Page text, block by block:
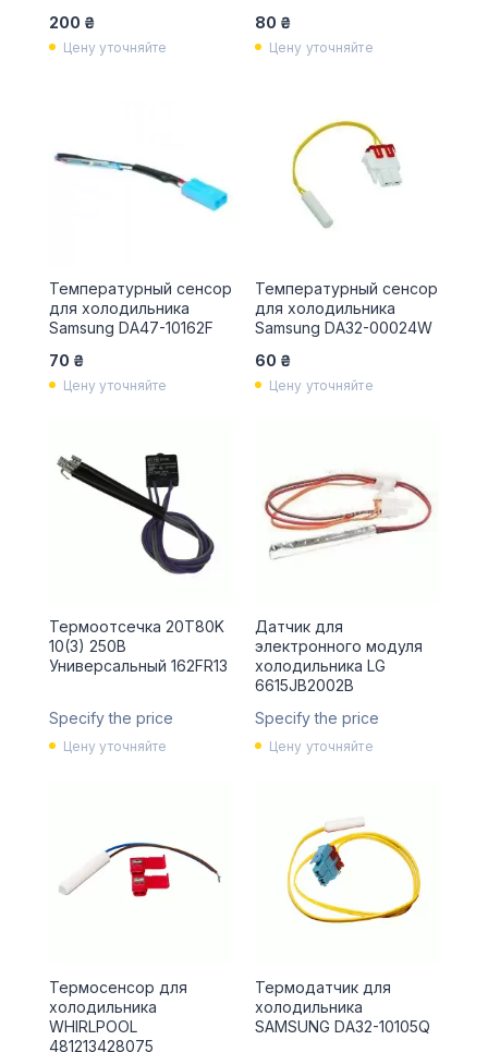
200 ₴
Цену уточняйте
80 ₴
Цену уточняйте
Температурный сенсор
для холодильника
Samsung DA47-10162F
70 ₴
Цену уточняйте
Температурный сенсор
для холодильника
Samsung DA32-00024W
60 ₴
Цену уточняйте
Термоотсечка 20T80K
10(3) 250В
Универсальный 162FR13
Specify the price
Цену уточняйте
Датчик для
электронного модуля
холодильника LG
6615JB2002B
Specify the price
Цену уточняйте
Термосенсор для
холодильника
WHIRLPOOL
481213428075
Термодатчик для
холодильника
SAMSUNG DA32-10105Q